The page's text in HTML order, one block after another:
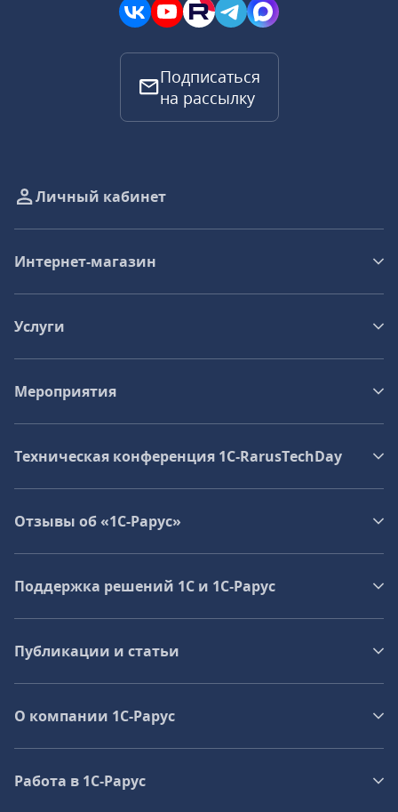
Подписаться
на рассылку
Личный кабинет
Интернет-магазин
Услуги
Мероприятия
Техническая конференция 1C‑RarusTechDay
Отзывы об «1С-Рарус»
Поддержка решений 1С и 1С‑Рарус
Публикации и статьи
О компании 1C-Рарус
Работа в 1С‑Рарус